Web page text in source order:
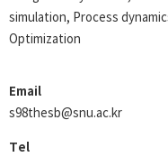
simulation, Process
Optimization
Email
s98thesb@snu.ac.kr
Tel